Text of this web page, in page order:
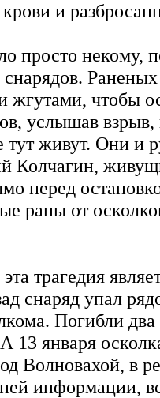
и
просто некому,
жгутами, чтобы
услышав
тут живут. Они и
Колчагин,
перед
раны от
трагедия
снаряд упал
Погибли два
13 января
Волновахой, в
информации,